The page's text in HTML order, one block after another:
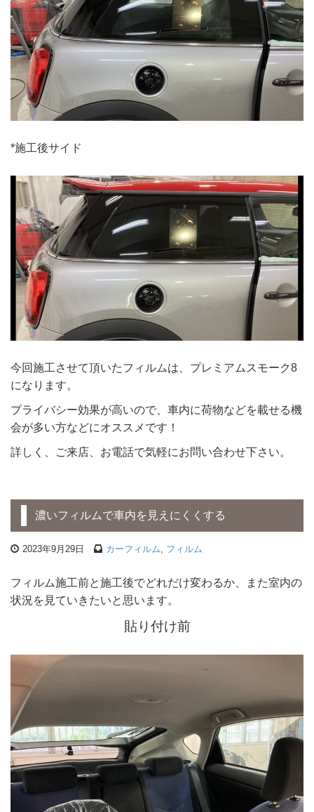
*施工後サイド
今回施工させて頂いたフィルムは、プレミアムスモーク8
になります。
プライバシー効果が高いので、車内に荷物などを載せる機
会が多い方などにオススメです！
詳しく、ご来店、お電話で気軽にお問い合わせ下さい。
濃いフィルムで車内を見えにくくする
2023年9月29日 カーフィルム フィルム
フィルム施工前と施工後でどれだけ変わるか、また室内の
状況を見ていきたいと思います。
貼り付け前